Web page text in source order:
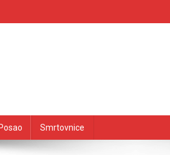
Posao Smrtovnice